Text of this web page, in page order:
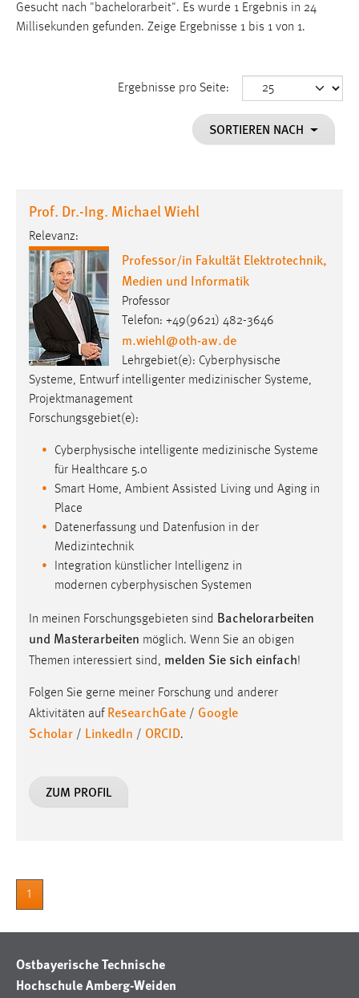
Gesucht nach "bachelorarbeit". Es wurde 1 Ergebnis in 24
Millisekunden gefunden. Zeige Ergebnisse 1 bis 1 von 1.
Ergebnisse pro Seite:
SORTIEREN NACH
Prof. Dr.-Ing. Michael Wiehl
Relevanz:
Professor/in Fakultät Elektrotechnik,
Medien und Informatik
Professor
Telefon: +49(9621) 482-3646
m.wiehl@oth-aw.de
Lehrgebiet(e): Cyberphysische
Systeme, Entwurf intelligenter medizinischer Systeme,
Projektmanagement
Forschungsgebiet(e):
Cyberphysische intelligente medizinische Systeme
für Healthcare 5.0
Smart Home, Ambient Assisted Living und Aging in
Place
Datenerfassung und Datenfusion in der
Medizintechnik
Integration künstlicher Intelligenz in
modernen cyberphysischen Systemen
In meinen Forschungsgebieten sind Bachelorarbeiten
und Masterarbeiten möglich. Wenn Sie an obigen
Themen interessiert sind, melden Sie sich einfach!
Folgen Sie gerne meiner Forschung und anderer
Aktivitäten auf ResearchGate / Google
Scholar / LinkedIn / ORCID.
ZUM PROFIL
1
Ostbayerische Technische
Hochschule Amberg-Weiden
Name:
Dieser Cookie speichert die ausgewählten Einverständnis-
Performance
Name:
staticfilecache
Zweck:
Für performante Seitenauslieferung wird in diesem Cookie
gespeichert, ob man eingeloggt ist.
Sprachpräferenz
Name:
site-language-preference
Zweck:
Das Cookie speichert die gewählte Sprache der Website.
Cookie Laufzeit:
30 Tage
Chat
Name:
chat-frame-style-5e9dbeb1811c0446
Wird benötigt um die Chatfunktion nutzen zu können.
Cookie Laufzeit:
MibewSessionID, mibew-chat-frame-style-
5e9dbeb1811c0446 = Sitzungslaufzeit, mibew_locale = 3
Login